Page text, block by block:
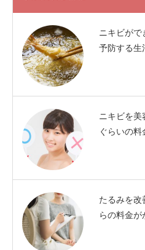
ニキビがで
予防する
ニキビを美
ぐらいの
たるみを改
らの料金が